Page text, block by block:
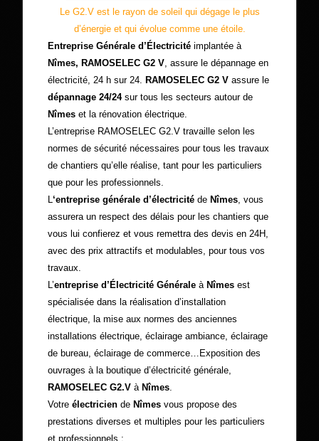
Le G2.V est le rayon de soleil qui dégage le plus
d’énergie et qui évolue comme une étoile.
Entreprise Générale d’Électricité implantée à
Nîmes, RAMOSELEC G2 V, assure le dépannage en
électricité, 24 h sur 24. RAMOSELEC G2 V assure le
dépannage 24/24sur tous les secteurs autour de
Nîmes et la rénovation électrique.
L’entreprise RAMOSELEC G2.V travaille selon les
normes de sécurité nécessaires pour tous les travaux
de chantiers qu’elle réalise, tant pour les particuliers
que pour les professionnels.
L‘entreprise générale d’électricité de Nîmes, vous
assurera un respect des délais pour les chantiers que
vous lui confierez et vous remettra des devis en 24H,
avec des prix attractifs et modulables, pour tous vos
travaux.
L’entreprise d’Électricité GénéraleàNîmes est
spécialisée dans la réalisation d’installation
électrique, la mise aux normes des anciennes
installations électrique, éclairage ambiance, éclairage
de bureau, éclairage de commerce…Exposition des
ouvrages à la boutique d’électricité générale,
RAMOSELEC G2.V à Nîmes.
Votreélectricien de Nîmes vous propose des
prestations diverses et multiples pour les particuliers
et professionnels :